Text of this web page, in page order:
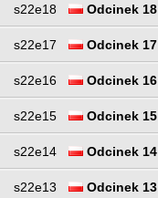
s22e18 Odcinek 18
s22e17 Odcinek 17
s22e16 Odcinek 16
s22e15 Odcinek 15
s22e14 Odcinek 14
s22e13 Odcinek 13